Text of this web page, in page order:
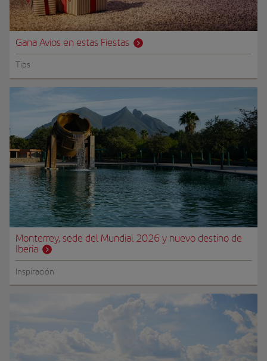
Gana Avios en estas Fiestas
Tips
Monterrey, sede del Mundial 2026 y nuevo destino de
Iberia
Inspiración